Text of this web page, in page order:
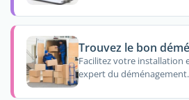
Trouvez le bon
Facilitez votre installation
expert du déménagement.